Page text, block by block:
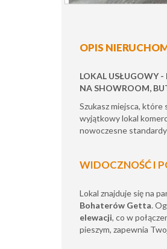
OPIS
LOKAL USŁUGOWY
NA SHOWROOM,
Szukasz miejsca,
wyjątkowy lokal
nowoczesne
WIDOCZNOŚĆ I
Lokal znajduje się na
Bohaterów Getta.
elewacji, co w
pieszym, zapewnia